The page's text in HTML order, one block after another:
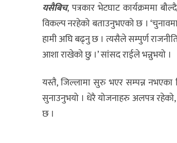
यसैबिच, पत्रकार भेटघाट कार्यक्रममा
विकल्प नरहेको बताउनुभएको छ ।
हामी अघि बढ्नु छ । त्यसैले सम्पुर्ण
आशा राखेको छु ।’ सांसद राईले भन्नुभयो ।
यस्तै, जिल्लामा सुरु भएर सम्पन्न नभएका
सुनाउनुभयो । धेरै योजनाहरु अलपत्र रहेको,
छ ।